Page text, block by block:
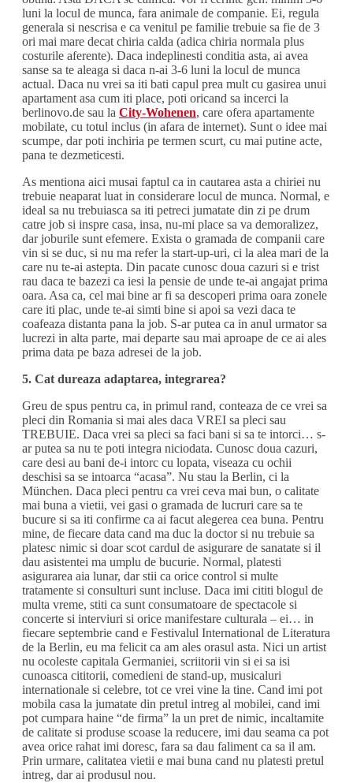
luni la locul de munca, fara animale de companie. Ei, regula
generala si nescrisa e ca venitul pe familie trebuie sa fie de 3
ori mai mare decat chiria calda (adica chiria normala plus
costurile aferente). Daca indeplinesti conditia asta, ai avea
sanse sa te aleaga si daca n-ai 3-6 luni la locul de munca
actual. Daca nu vrei sa iti bati capul prea mult cu gasirea unui
apartament asa cum iti place, poti oricand sa incerci la
berlinovo.de sau la City-Wohenen, care ofera apartamente
mobilate, cu totul inclus (in afara de internet). Sunt o idee mai
scumpe, dar poti inchiria pe termen scurt, cu mai putine acte,
pana te dezmeticesti.
As mentiona aici musai faptul ca in cautarea asta a chiriei nu
trebuie neaparat luat in considerare locul de munca. Normal, e
ideal sa nu trebuiasca sa iti petreci jumatate din zi pe drum
catre job si inspre casa, insa, nu-mi place sa va demoralizez,
dar joburile sunt efemere. Exista o gramada de companii care
vin si se duc, si nu ma refer la start-up-uri, ci la alea mari de la
care nu te-ai astepta. Din pacate cunosc doua cazuri si e trist
rau daca te bazezi ca iesi la pensie de unde te-ai angajat prima
oara. Asa ca, cel mai bine ar fi sa descoperi prima oara zonele
care iti plac, unde te-ai simti bine si apoi sa vezi daca te
coafeaza distanta pana la job. S-ar putea ca in anul urmator sa
lucrezi in alta parte, mai departe sau mai aproape de ce ai ales
prima data pe baza adresei de la job.
5. Cat dureaza adaptarea, integrarea?
Greu de spus pentru ca, in primul rand, conteaza de ce vrei sa
pleci din Romania si mai ales daca VREI sa pleci sau
TREBUIE. Daca vrei sa pleci sa faci bani si sa te intorci… s-
ar putea sa nu te poti integra niciodata. Cunosc doua cazuri,
care desi au bani de-i intorc cu lopata, viseaza cu ochii
deschisi sa se intoarca “acasa”. Nu stau la Berlin, ci la
München. Daca pleci pentru ca vrei ceva mai bun, o calitate
mai buna a vietii, vei gasi o gramada de lucruri care sa te
bucure si sa iti confirme ca ai facut alegerea cea buna. Pentru
mine, de fiecare data cand ma duc la doctor si nu trebuie sa
platesc nimic si doar scot cardul de asigurare de sanatate si il
dau asistentei ma umplu de bucurie. Normal, platesti
asigurarea aia lunar, dar stii ca orice control si multe
tratamente si consulturi sunt incluse. Daca imi cititi blogul de
multa vreme, stiti ca sunt consumatoare de spectacole si
concerte si interviuri si orice manifestare culturala – ei… in
fiecare septembrie cand e Festivalul International de Literatura
de la Berlin, eu ma felicit ca am ales orasul asta. Nici un artist
nu ocoleste capitala Germaniei, scriitorii vin si ei sa isi
cunoasca cititorii, comedieni de stand-up, musicaluri
internationale si celebre, tot ce vrei vine la tine. Cand imi pot
mobila casa la jumatate din pretul intreg al mobilei, cand imi
pot cumpara haine “de firma” la un pret de nimic, incaltamite
de calitate si produse scoase la reducere, imi dau seama ca pot
avea orice rahat imi doresc, fara sa dau faliment ca sa il am.
Prin urmare, calitatea vietii e mai buna cand nu platesti pretul
intreg, dar ai produsul nou.